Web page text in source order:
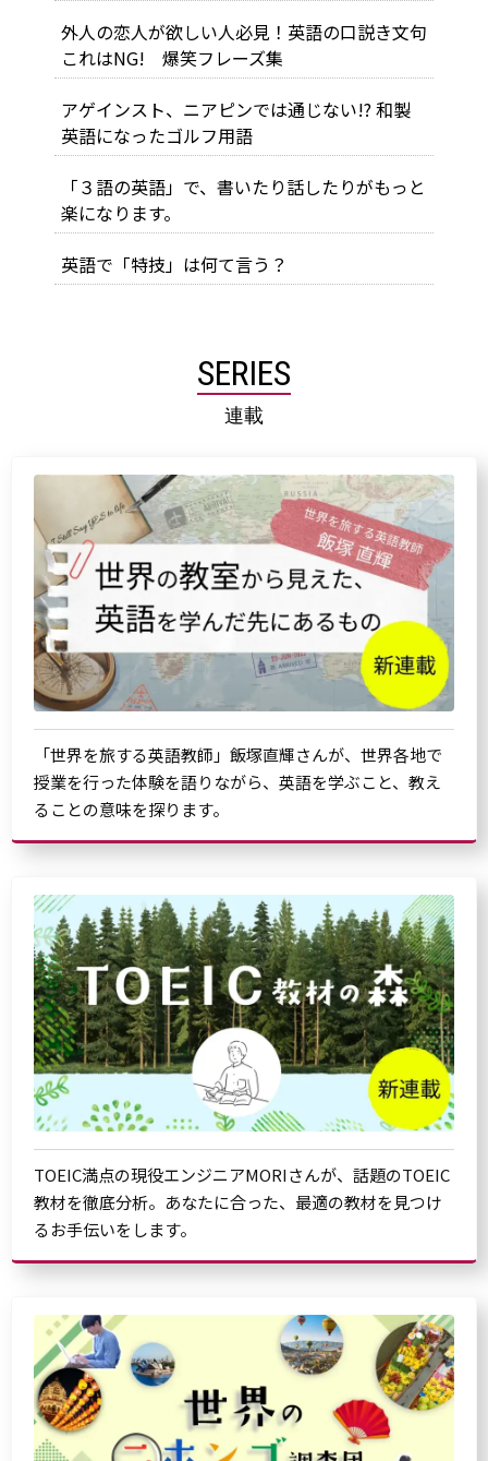
外人の恋人が欲しい人必見！英語の口説き文句
これはNG! 爆笑フレーズ集
アゲインスト、ニアピンでは通じない!? 和製
英語になったゴルフ用語
「３語の英語」で、書いたり話したりがもっと
楽になります。
英語で「特技」は何て言う？
SERIES
連載
「世界を旅する英語教師」飯塚直輝さんが、世界各地で
授業を行った体験を語りながら、英語を学ぶこと、教え
ることの意味を探ります。
TOEIC満点の現役エンジニアMORIさんが、話題のTOEIC
教材を徹底分析。あなたに合った、最適の教材を見つけ
るお手伝いをします。